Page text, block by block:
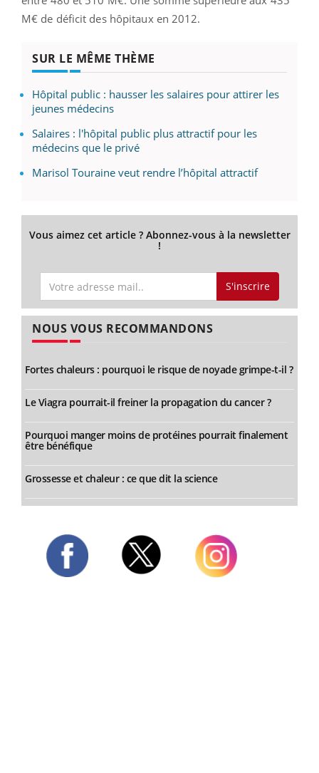
M€ de déficit des hôpitaux en 2012.
SUR LE MÊME THÈME
Hôpital public : hausser les salaires pour attirer les
jeunes médecins
Salaires : l'hôpital public plus attractif pour les
médecins que le privé
Marisol Touraine veut rendre l’hôpital attractif
Vous aimez cet article ? Abonnez-vous à la newsletter
!
S'inscrire
NOUS VOUS RECOMMANDONS
Fortes chaleurs : pourquoi le risque de noyade grimpe-t-il ?
Le Viagra pourrait-il freiner la propagation du cancer ?
Pourquoi manger moins de protéines pourrait finalement
être bénéfique
Grossesse et chaleur : ce que dit la science